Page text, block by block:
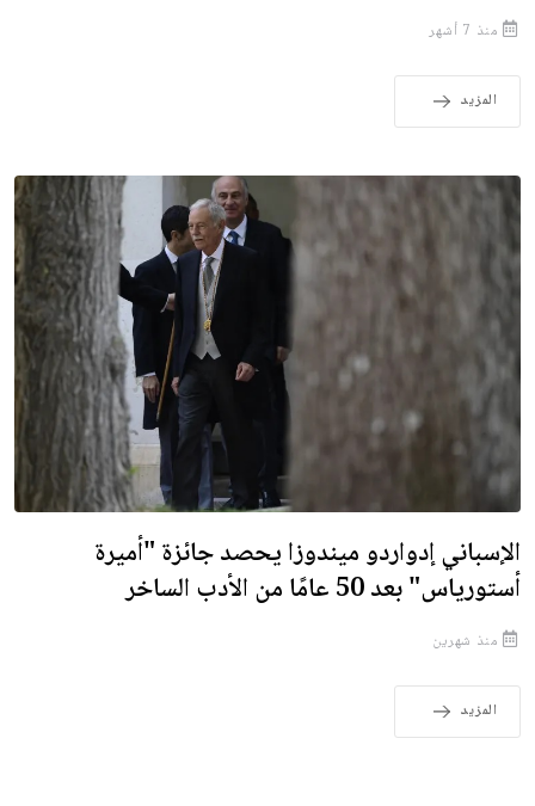
منذ 7 أشهر
المزيد
الإسباني إدواردو ميندوزا يحصد جائزة "أميرة
أستورياس" بعد 50 عامًا من الأدب الساخر
منذ شهرين
المزيد